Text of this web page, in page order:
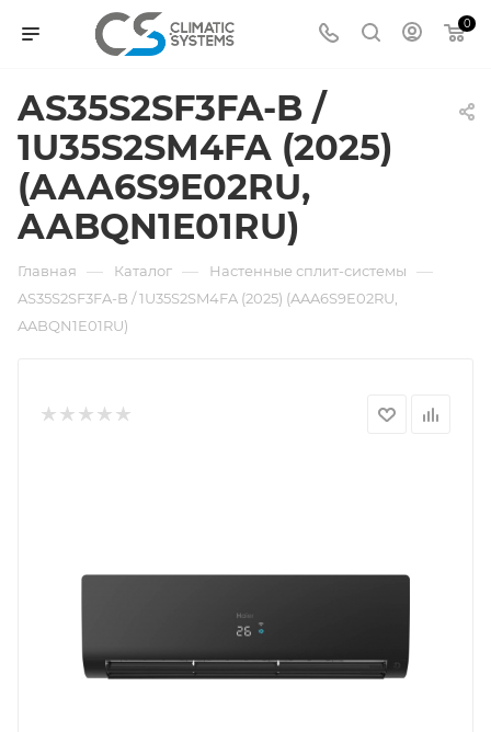
0
AS35S2SF3FA-B /
1U35S2SM4FA (2025)
(AAA6S9E02RU,
AABQN1E01RU)
Главная — Каталог — Настенные сплит-системы —
AS35S2SF3FA-B / 1U35S2SM4FA (2025) (AAA6S9E02RU,
AABQN1E01RU)